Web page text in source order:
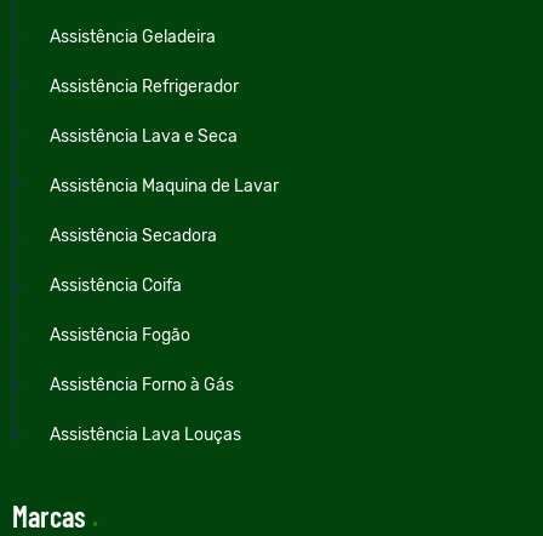
Assistência Geladeira
Assistência Refrigerador
Assistência Lava e Seca
Assistência Maquina de Lavar
Assistência Secadora
Assistência Coifa
Assistência Fogão
Assistência Forno à Gás
Assistência Lava Louças
Marcas .